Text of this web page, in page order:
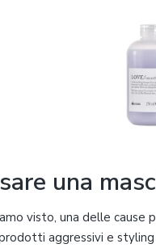
una
visto, una delle cause
prodotti aggressivi e